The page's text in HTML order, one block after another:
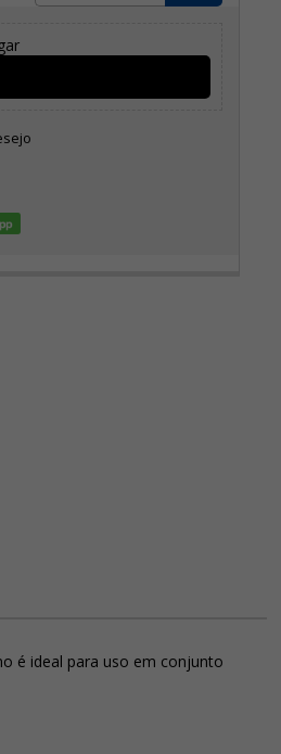
é ideal para uso em conjunto